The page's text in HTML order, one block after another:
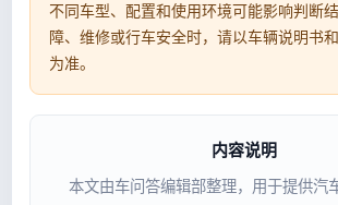
不同车型、配置和使用环境可能影响判断
障、维修或行车安全时，请以车辆说明书
为准。
内容说明
本文由车问答编辑部整理，用于提供汽